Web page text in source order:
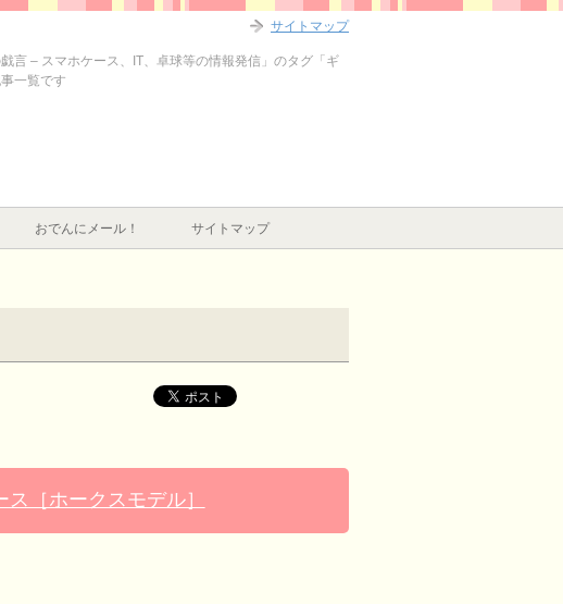
戯言 – スマホケース、IT、卓球等の情報発信」のタグ「ギ
一覧です
おでんにメール！ サイトマップ
［ホークスモデル］
サイトマップ